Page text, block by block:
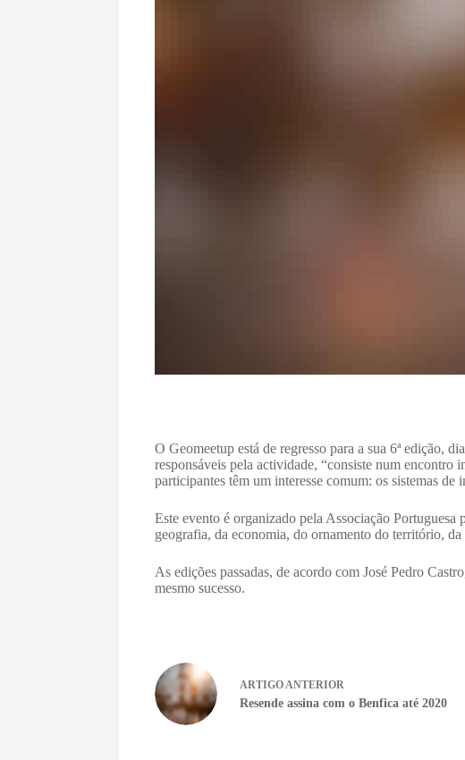
O Geomeetup está de regresso para a sua 6ª edição,
responsáveis pela actividade, “consiste num encontro
participantes têm um interesse comum: os sistemas de
Este evento é organizado pela Associação Portuguesa
geografia, da economia, do ornamento do território,
As edições passadas, de acordo com José Pedro
mesmo sucesso.
ARTIGOANTERIOR
Resende assina com o Benfica até 2020